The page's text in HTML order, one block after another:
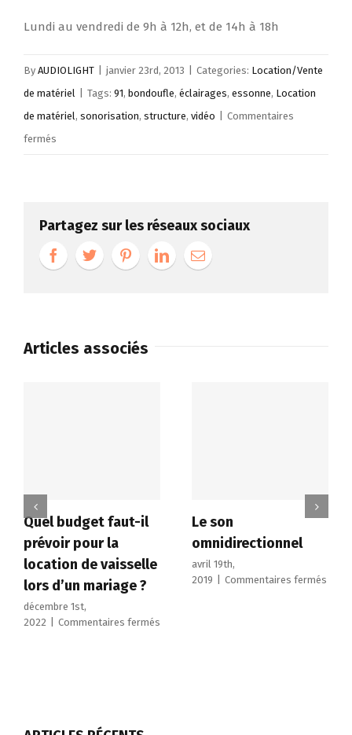
Lundi au vendredi de 9h à 12h, et de 14h à 18h
By AUDIOLIGHT janvier 23rd, 2013 Categories: Location/Vente
de matériel
Tags: 91, bondoufle, éclairages, essonne, Location
de matériel, sonorisation, structure, vidéo
Commentaires
fermés
Partagez sur les réseaux sociaux
Articles associés
Quel budget faut-il
prévoir pour la
location de vaisselle
lors d’un mariage ?
décembre 1st,
2022
Commentaires fermés
Le son
omnidirectionnel
avril 19th,
2019
Commentaires fermés